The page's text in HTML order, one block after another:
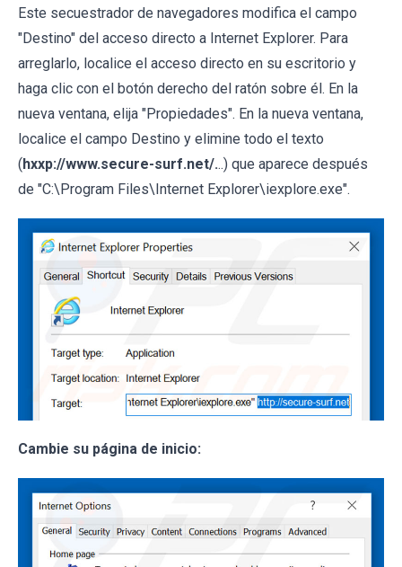
Este secuestrador de navegadores modifica el campo
"Destino" del acceso directo a Internet Explorer. Para
arreglarlo, localice el acceso directo en su escritorio y
haga clic con el botón derecho del ratón sobre él. En la
nueva ventana, elija "Propiedades". En la nueva ventana,
localice el campo Destino y elimine todo el texto
( hxxp://www.secure-surf.net/...) que aparece después
de "C:\Program Files\Internet Explorer\iexplore.exe".
Cambie su página de inicio: